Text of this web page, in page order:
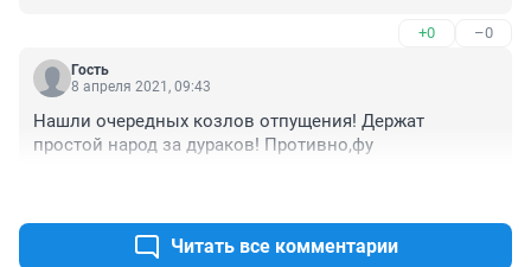
+0 –0
Гость
8 апреля 2021, 09:43
Нашли очередных козлов отпущения! Держат
простой народ за дураков! Противно,фу
Читать все комментарии